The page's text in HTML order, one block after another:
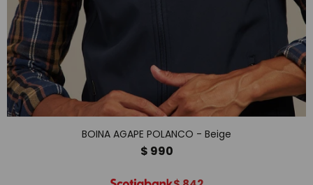
BOINA AGAPE POLANCO - Beige
$ 990